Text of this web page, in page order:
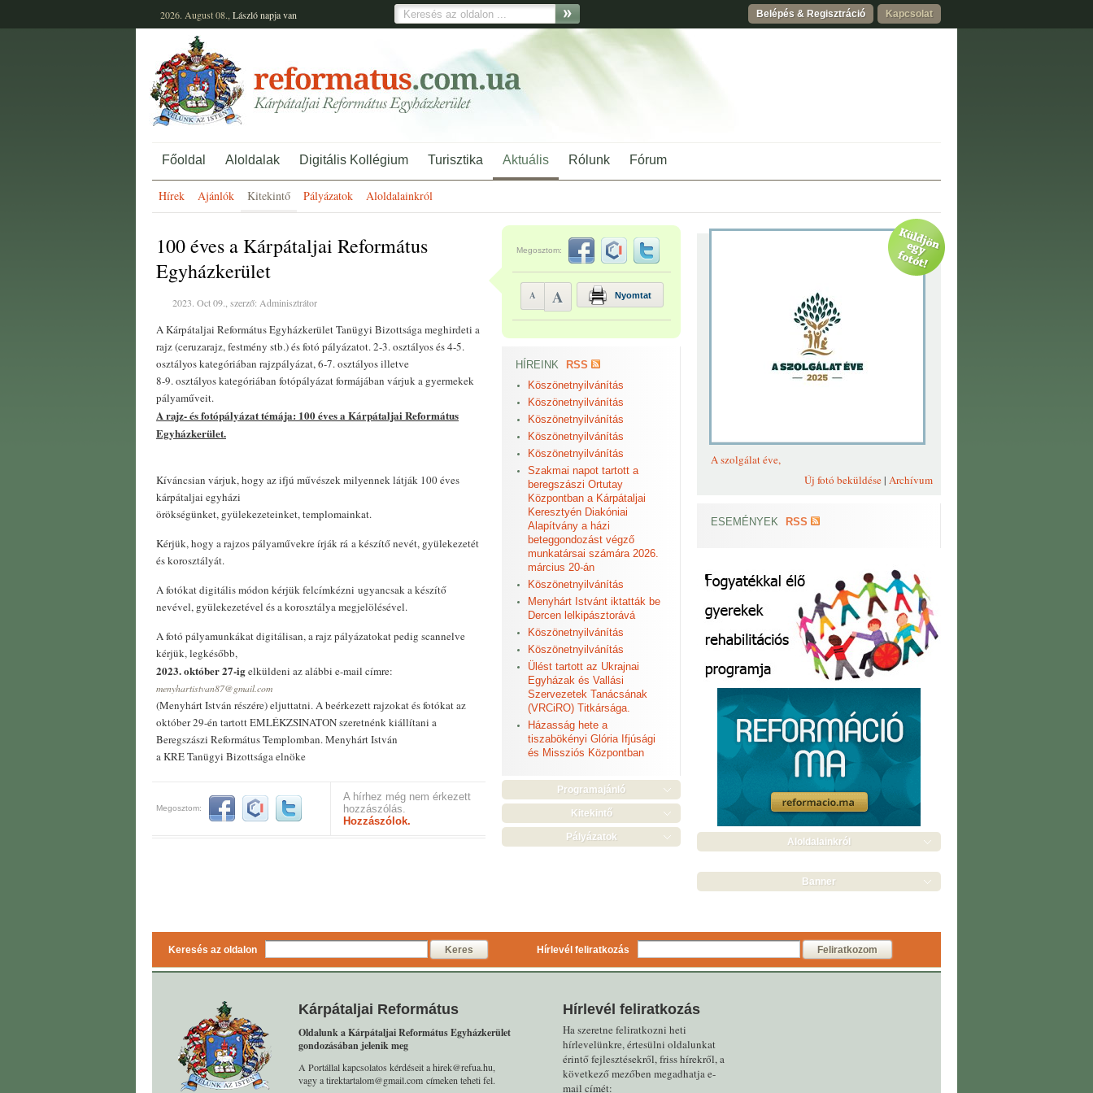
Belépés & Regisztráció Kapcsolat
2026. August 08., Lászlónapja van
Főoldal Aloldalak Digitális Kollégium Turisztika Aktuális Rólunk Fórum
Hírek Ajánlók Kitekintő Pályázatok Aloldalainkról
100 éves a Kárpátaljai Református
Egyházkerület
2023. Oct 09., szerző: Adminisztrátor
A Kárpátaljai Református Egyházkerület Tanügyi Bizottsága meghirdeti a
rajz (ceruzarajz, festmény stb.) és fotó pályázatot. 2-3. osztályos és 4-5.
osztályos kategóriában rajzpályázat, 6-7. osztályos illetve
8-9. osztályos kategóriában fotópályázat formájában várjuk a gyermekek
pályaműveit.
A rajz- és fotópályázat témája: 100 éves a Kárpátaljai Református
Egyházkerület.
Kíváncsian várjuk, hogy az ifjú művészek milyennek látják 100 éves
kárpátaljai egyházi
örökségünket, gyülekezeteinket, templomainkat.
Kérjük, hogy a rajzos pályaművekre írják rá a készítő nevét, gyülekezetét
és korosztályát.
A fotókat digitális módon kérjük felcímkézni ugyancsak a készítő
nevével, gyülekezetével és a korosztálya megjelölésével.
A fotó pályamunkákat digitálisan, a rajz pályázatokat pedig scannelve
kérjük, legkésőbb,
2023. október 27-igelküldeni az alábbi e-mail címre:
menyhartistvan87@gmail.com
(Menyhárt István részére) eljuttatni. A beérkezett rajzokat és fotókat az
október 29-én tartott EMLÉKZSINATON szeretnénk kiállítani a
Beregszászi Református Templomban. Menyhárt István
a KRE Tanügyi Bizottsága elnöke
Megosztom:
A hírhez még nem érkezett
hozzászólás.
Hozzászólok.
Megosztom:
A A Nyomtat
HÍREINK
RSS
Köszönetnyilvánítás
Köszönetnyilvánítás
Köszönetnyilvánítás
Köszönetnyilvánítás
Köszönetnyilvánítás
Szakmai napot tartott a
beregszászi Ortutay
Központban a Kárpátaljai
Keresztyén Diakóniai
Alapítvány a házi
beteggondozást végző
munkatársai számára 2026.
március 20-án
Köszönetnyilvánítás
Menyhárt Istvánt iktatták be
Dercen lelkipásztorává
Köszönetnyilvánítás
Köszönetnyilvánítás
Ülést tartott az Ukrajnai
Egyházak és Vallási
Szervezetek Tanácsának
(VRCiRO) Titkársága.
Házasság hete a
tiszabökényi Glória Ifjúsági
és Missziós Központban
Programajánló
Kitekintő
Pályázatok
A szolgálat éve,
Új fotó beküldése| Archívum
ESEMÉNYEK RSS
Aloldalainkról
Banner
Keresés az oldalon Keres Hírlevél feliratkozás Feliratkozom
Kárpátaljai Református
Oldalunk a Kárpátaljai Református Egyházkerület
gondozásában jelenik meg
A Portállal kapcsolatos kérdéseit a hirek@refua.hu,
vagy a tirektartalom@gmail.com címeken teheti fel.
Hírlevél feliratkozás
Ha szeretne feliratkozni heti
hírlevelünkre, értesülni oldalunkat
érintő fejlesztésekről, friss hírekről, a
következő mezőben megadhatja e-
mail címét: